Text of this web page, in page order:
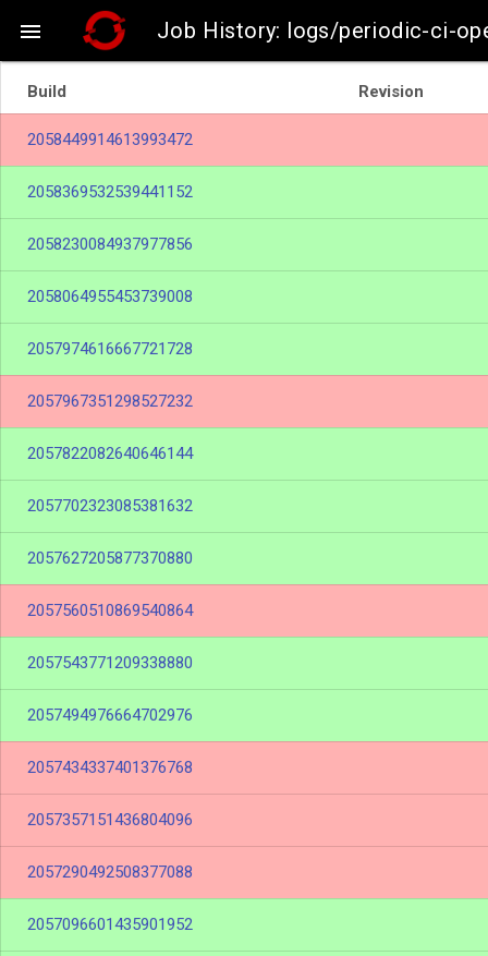
 Job History: logs/periodic-ci-
Build Revision
2058449914613993472
2058369532539441152
2058230084937977856
2058064955453739008
2057974616667721728
2057967351298527232
2057822082640646144
2057702323085381632
2057627205877370880
2057560510869540864
2057543771209338880
2057494976664702976
2057434337401376768
2057357151436804096
2057290492508377088
2057096601435901952